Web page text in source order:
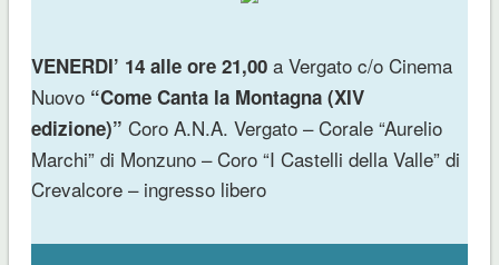
VENERDI’ 14 alle ore 21,00 a Vergato c/o Cinema
Nuovo “Come Canta la Montagna (XIV
edizione)” Coro A.N.A. Vergato – Corale “Aurelio
Marchi” di Monzuno – Coro “I Castelli della Valle” di
Crevalcore – ingresso libero